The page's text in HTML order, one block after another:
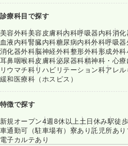
診療科目で探す
美容外科美容皮膚科内科呼吸器内科消化
血液内科腎臓内科糖尿病内科外科呼吸器
消化器外科脳神経外科整形外科形成外科
耳鼻咽喉科皮膚科泌尿器科精神科・心療
リウマチ科リハビリテーション科アレ
緩和医療科（ホスピス）
特徴で探す
新規オープン4週8休以上土日休み駅徒
車通勤可（駐車場有） 寮あり託児所あり
電子カルテあり